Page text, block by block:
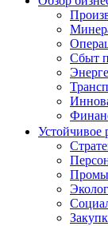
Сбыт
Устойчивое